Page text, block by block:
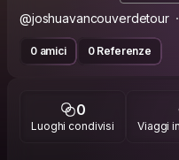
@joshuavancouverdetour
0 amici 0 Referenze
0
Luoghi condivisi Viaggi